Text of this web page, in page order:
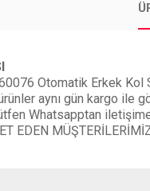
Otomatik Erkek
aynı gün kargo ile
Whatsapptan
EDEN